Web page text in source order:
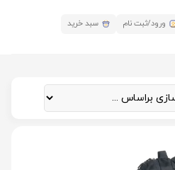
ورود/ثبت نام سبد خرید